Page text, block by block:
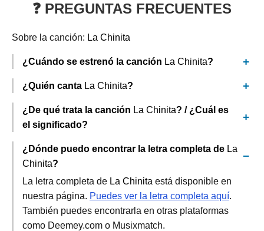
❓ PREGUNTAS FRECUENTES
Sobre la canción: La Chinita
¿Cuándo se estrenó la canción La Chinita?
¿Quién canta La Chinita?
¿De qué trata la canción La Chinita? / ¿Cuál es
el significado?
¿Dónde puedo encontrar la letra completa de La
Chinita?
La letra completa de La Chinita está disponible en
nuestra página. Puedes ver la letra completa aquí.
También puedes encontrarla en otras plataformas
como Deemey.com o Musixmatch.